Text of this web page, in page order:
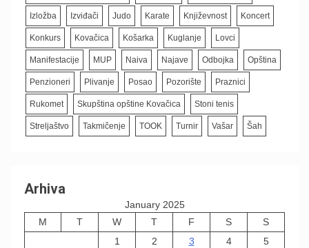
Izložba Izviđači Judo Karate Književnost Koncert
Konkurs Kovačica Košarka Kuglanje Lovci
Manifestacije MUP Naiva Najave Odbojka Opština
Penzioneri Plivanje Posao Pozorište Praznici
Rukomet Skupština opštine Kovačica Stoni tenis
Streljaštvo Takmičenje TOOK Turnir Vašar Šah
Arhiva
January 2025
M
T W T F S
S
1
2 3 4
5